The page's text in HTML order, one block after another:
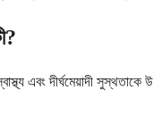
এবং দীর্ঘমেয়াদী